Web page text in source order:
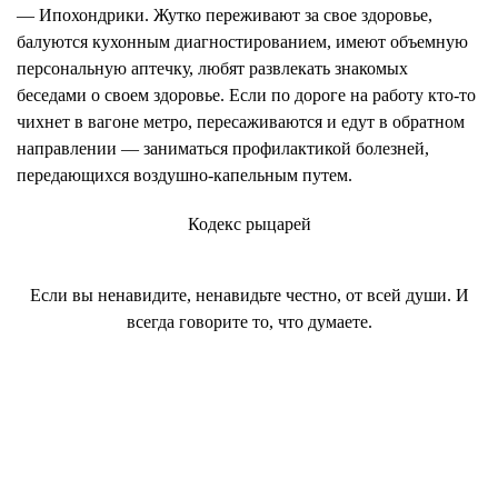
— Ипохондрики. Жутко переживают за свое здоровье,
балуются кухонным диагностированием, имеют объемную
персональную аптечку, любят развлекать знакомых
беседами о своем здоровье. Если по дороге на работу кто-то
чихнет в вагоне метро, пересаживаются и едут в обратном
направлении — заниматься профилактикой болезней,
передающихся воздушно-капельным путем.
Кодекс рыцарей
Если вы ненавидите, ненавидьте честно, от всей души. И
всегда говорите то, что думаете.